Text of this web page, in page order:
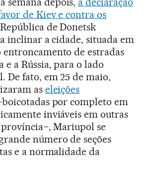
de Kiev e contra os
de Donetsk
inclinar a cidade, situada em
de estradas
e a Rússia, para o lado
De fato, em 25 de maio,
as eleições
por completo em
inviáveis em outras
Mariupol se
número de seções
e a normalidade da